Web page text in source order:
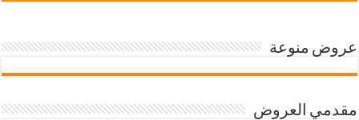
عروض منوعة
مقدمي العروض